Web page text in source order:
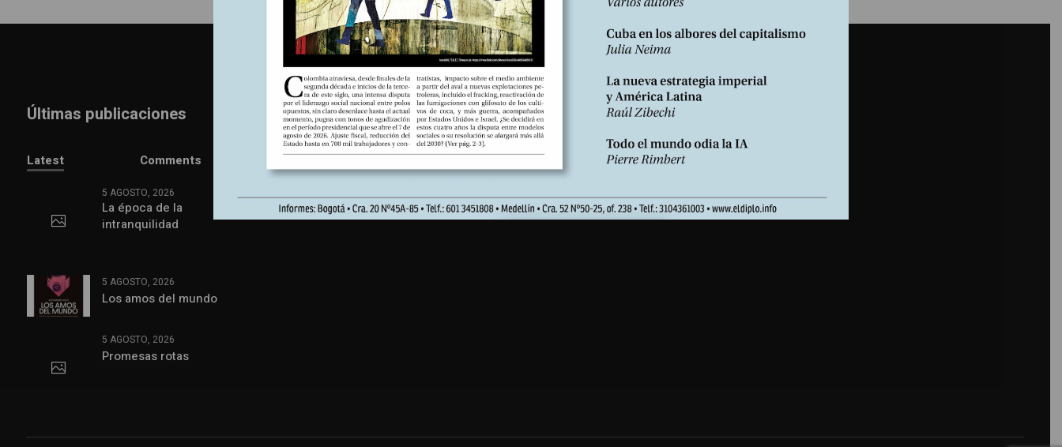
Últimas publicaciones
Latest Comments
5 AGOSTO, 2026
La época de la
intranquilidad
5 AGOSTO, 2026
Los amos del mundo
5 AGOSTO, 2026
Promesas rotas